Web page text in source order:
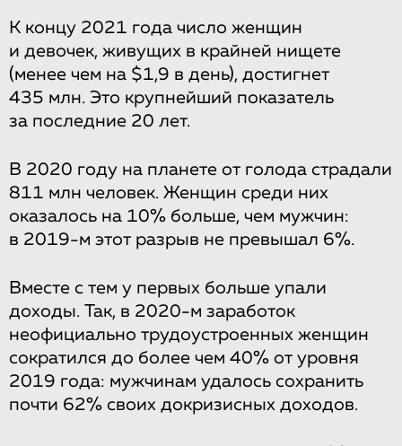
К концу 2021 года число женщин
и девочек, живущих в крайней нищете
(менее чем на $1,9 в день), достигнет
435 млн. Это крупнейший показатель
за последние 20 лет.
В 2020 году на планете от голода страдали
811 млн человек. Женщин среди них
оказалось на 10% больше, чем мужчин:
в 2019-м этот разрыв не превышал 6%.
Вместе с тем у первых больше упали
доходы. Так, в 2020-м заработок
неофициально трудоустроенных женщин
сократился до более чем 40% от уровня
2019 года: мужчинам удалось сохранить
почти 62% своих докризисных доходов.